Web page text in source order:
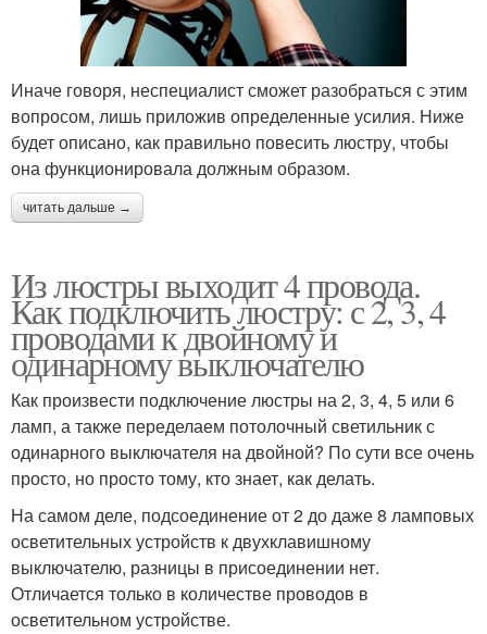
Иначе говоря, неспециалист сможет разобраться с этим
вопросом, лишь приложив определенные усилия. Ниже
будет описано, как правильно повесить люстру, чтобы
она функционировала должным образом.
читать дальше →
Из люстры выходит 4 провода.
Как подключить люстру: с 2, 3, 4
проводами к двойному и
одинарному выключателю
Как произвести подключение люстры на 2, 3, 4, 5 или 6
ламп, а также переделаем потолочный светильник с
одинарного выключателя на двойной? По сути все очень
просто, но просто тому, кто знает, как делать.
На самом деле, подсоединение от 2 до даже 8 ламповых
осветительных устройств к двухклавишному
выключателю, разницы в присоединении нет.
Отличается только в количестве проводов в
осветительном устройстве.